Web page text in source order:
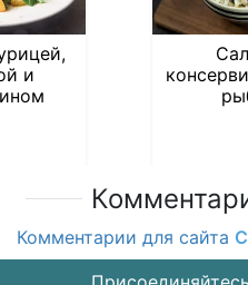
и
Комментарии для сайта